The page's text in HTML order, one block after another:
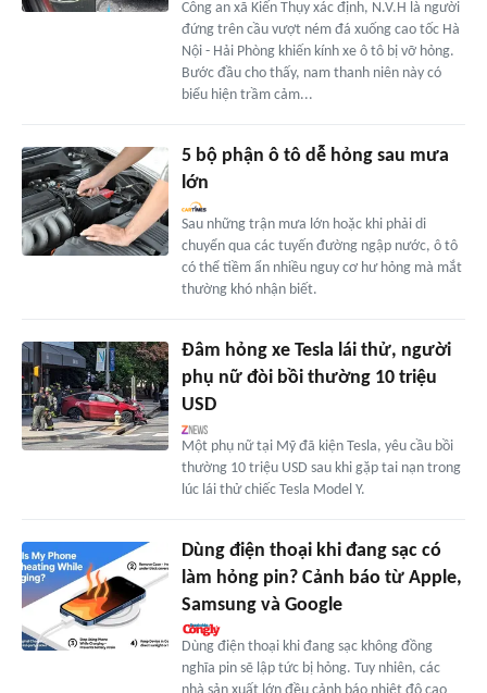
Công an xã Kiến Thụy xác định, N.V.H là người
đứng trên cầu vượt ném đá xuống cao tốc Hà
Nội - Hải Phòng khiến kính xe ô tô bị vỡ hỏng.
Bước đầu cho thấy, nam thanh niên này có
biểu hiện trầm cảm...
5 bộ phận ô tô dễ hỏng sau mưa
lớn
Sau những trận mưa lớn hoặc khi phải di
chuyển qua các tuyến đường ngập nước, ô tô
có thể tiềm ẩn nhiều nguy cơ hư hỏng mà mắt
thường khó nhận biết.
Đâm hỏng xe Tesla lái thử, người
phụ nữ đòi bồi thường 10 triệu
USD
Một phụ nữ tại Mỹ đã kiện Tesla, yêu cầu bồi
thường 10 triệu USD sau khi gặp tai nạn trong
lúc lái thử chiếc Tesla Model Y.
Dùng điện thoại khi đang sạc có
làm hỏng pin? Cảnh báo từ Apple,
Samsung và Google
Dùng điện thoại khi đang sạc không đồng
nghĩa pin sẽ lập tức bị hỏng. Tuy nhiên, các
nhà sản xuất lớn đều cảnh báo nhiệt độ cao